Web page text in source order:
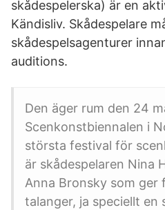
skådespelerska) är en
Kändisliv. Skådespelare
skådespelsagenturer
auditions.
Den äger rum den 24
Scenkonstbiennalen i
största festival för
är skådespelaren Nina
Anna Bronsky som ger
talanger, ja speciellt en